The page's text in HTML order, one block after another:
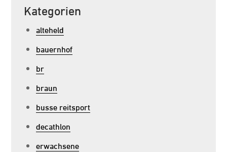
Kategorien
alteheld
bauernhof
br
braun
busse reitsport
decathlon
erwachsene